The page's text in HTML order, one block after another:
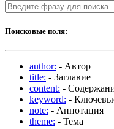
Поисковые поля:
author: - Автор
title: - Заглавие
content: -
keyword: -
note: - Аннотация
theme: - Тема